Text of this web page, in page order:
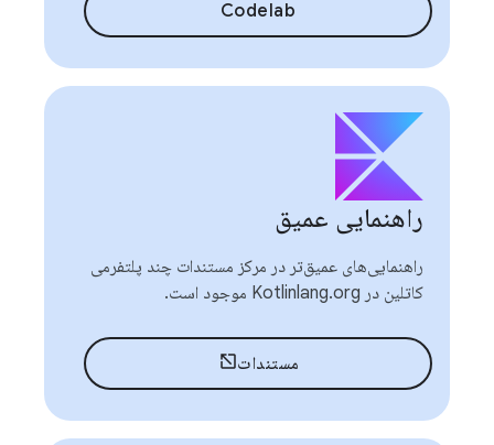
Codelab
راهنمایی عمیق
راهنمایی‌های عمیق‌تر در مرکز مستندات چند پلتفرمی
کاتلین در Kotlinlang.org موجود است.
مستندات